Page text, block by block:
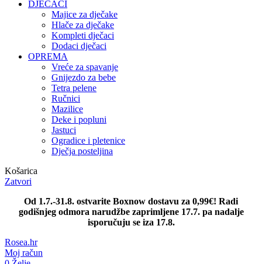
DJEČACI
Majice za dječake
Hlače za dječake
Kompleti dječaci
Dodaci dječaci
OPREMA
Vreće za spavanje
Gnijezdo za bebe
Tetra pelene
Ručnici
Mazilice
Deke i popluni
Jastuci
Ogradice i pletenice
Dječja posteljina
Košarica
Zatvori
Od 1.7.-31.8. ostvarite Boxnow dostavu za 0,99€! Radi
godišnjeg odmora narudžbe zaprimljene 17.7. pa nadalje
isporučuju se iza 17.8.
Rosea.hr
Moj račun